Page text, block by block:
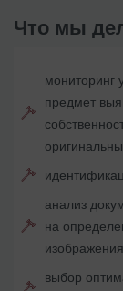
Что мы
мониторинг
предмет
анализ
на
выбор